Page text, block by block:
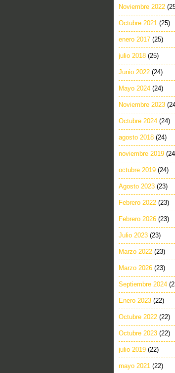
Noviembre 2022
Octubre 2021 (25)
enero 2017 (25)
julio 2018 (25)
Junio 2022 (24)
Mayo 2024 (24)
Noviembre 2023
Octubre 2024 (24)
agosto 2018 (24)
noviembre 2019
octubre 2019 (24)
Agosto 2023 (23)
Febrero 2022 (23)
Febrero 2026 (23)
Julio 2023 (23)
Marzo 2022 (23)
Marzo 2026 (23)
Septiembre 2024
Enero 2023 (22)
Octubre 2022 (22)
Octubre 2023 (22)
julio 2019 (22)
mayo 2021 (22)